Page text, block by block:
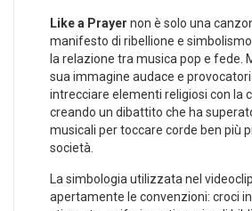
Like a Prayer non è‍ solo una
manifesto di ribellione e‌
la relazione tra musica pop e fede.
sua immagine audace e
intrecciare elementi religiosi‌ con la
⁢creando un dibattito che ha
‍musicali per toccare corde ben più
società.
La ⁤simbologia utilizzata nel
apertamente le ⁢convenzioni: croci